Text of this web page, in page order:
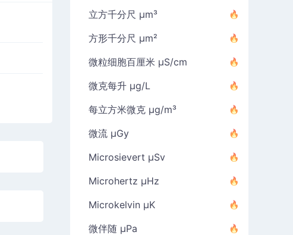
立方千分尺 µm³
方形千分尺 µm²
微粒细胞百厘米 µS/cm
微克每升 µg/L
每立方米微克 µg/m³
微流 µGy
Microsievert µSv
Microhertz µHz
Microkelvin µK
微伴随 µPa